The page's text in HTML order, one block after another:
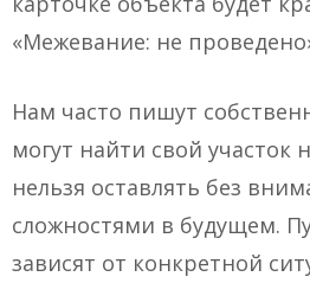
«Межевание: не
Нам часто пишут
могут найти свой участок
нельзя оставлять без
сложностями в будущем.
зависят от конкретной